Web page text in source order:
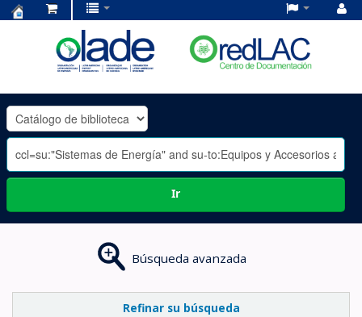
OLADE
-
Ir
Búsqueda avanzada
Refinar su búsqueda